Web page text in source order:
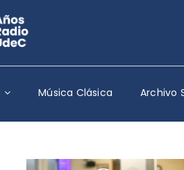
Música Clásica Archivo